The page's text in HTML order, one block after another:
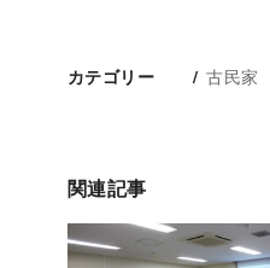
カテゴリー 古民家
関連記事